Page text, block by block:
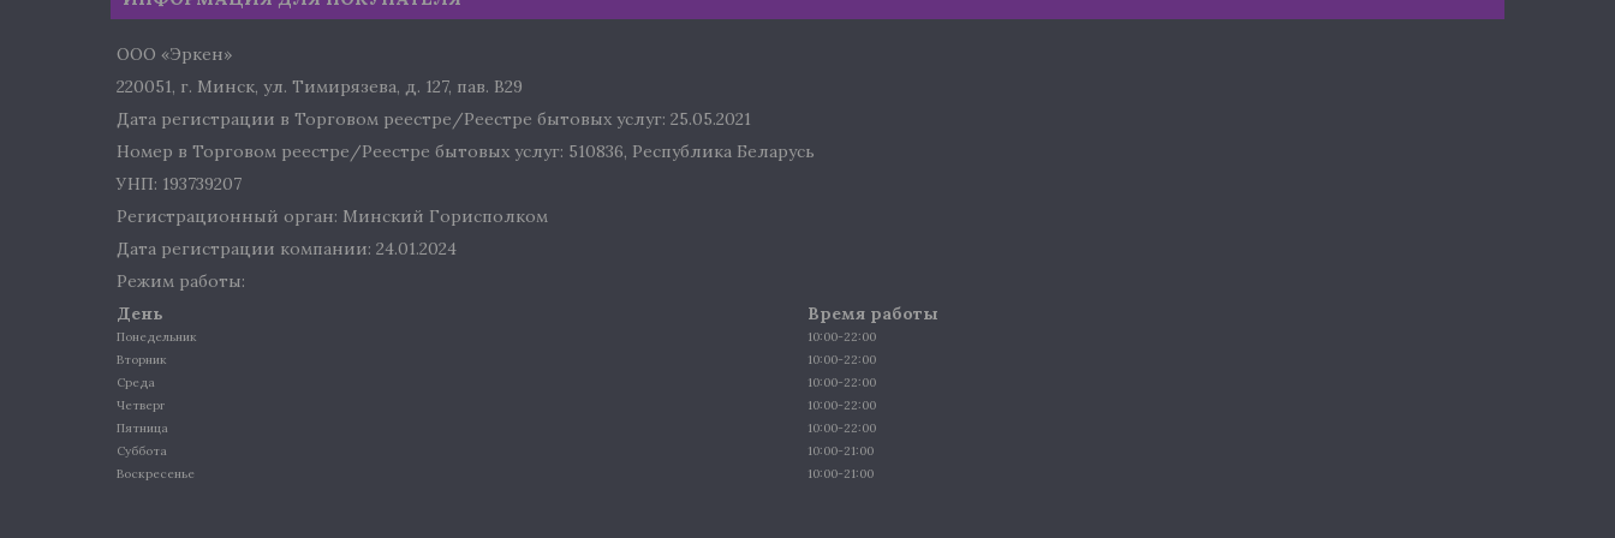
ООО «Эркен»
220051, г. Минск, ул. Тимирязева, д. 127, пав. В29
Дата регистрации в Торговом реестре/Реестре бытовых услуг: 25.05.2021
Номер в Торговом реестре/Реестре бытовых услуг: 510836, Республика Беларусь
УНП: 193739207
Регистрационный орган: Минский Горисполком
Дата регистрации компании: 24.01.2024
Режим работы:
День
Время работы
Понедельник
10:00-22:00
Вторник
10:00-22:00
Среда
10:00-22:00
Четверг
10:00-22:00
Пятница
10:00-22:00
Суббота
10:00-21:00
Воскресенье
10:00-21:00